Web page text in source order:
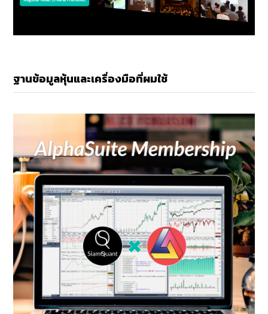
ฐานข้อมูลหุ้นและเครื่องมือที่ผมใช้